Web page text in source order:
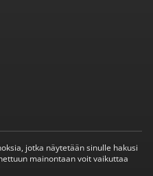
jotka näytetään sinulle hakusi
mainontaan voit vaikuttaa